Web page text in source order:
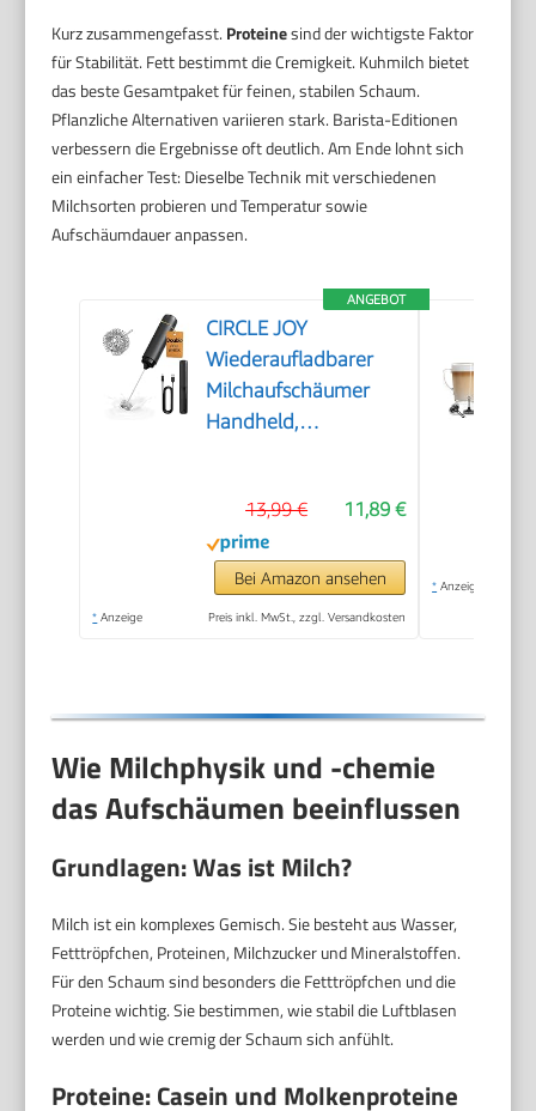
Kurz zusammengefasst. Proteinesind der wichtigste Faktor
für Stabilität. Fett bestimmt die Cremigkeit. Kuhmilch bietet
das beste Gesamtpaket für feinen, stabilen Schaum.
Pflanzliche Alternativen variieren stark. Barista-Editionen
verbessern die Ergebnisse oft deutlich. Am Ende lohnt sich
ein einfacher Test: Dieselbe Technik mit verschiedenen
Milchsorten probieren und Temperatur sowie
Aufschäumdauer anpassen.
ANGEBOT
CIRCLE JOY
Wiederaufladbarer
Milchaufschäumer
Handheld,
Tragbarer
Handaufschäumer,
Zauberstab,
Getränkemixer für
11,89 €
13,99 €
Bei Amazon ansehen
* Anzeige Preis inkl. MwSt., zzgl. Versandkosten
* Anzeige
Wie Milchphysik und -chemie
das Aufschäumen beeinflussen
Grundlagen: Was ist Milch?
Milch ist ein komplexes Gemisch. Sie besteht aus Wasser,
Fetttröpfchen, Proteinen, Milchzucker und Mineralstoffen.
Für den Schaum sind besonders die Fetttröpfchen und die
Proteine wichtig. Sie bestimmen, wie stabil die Luftblasen
werden und wie cremig der Schaum sich anfühlt.
Proteine: Casein und Molkenproteine